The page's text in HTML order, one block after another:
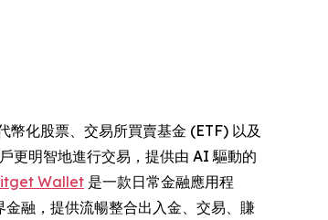
幣化股票、交易所買賣基金 (ETF) 以及
更明智地進行交易，提供由 AI 驅動的
Wallet 是一款日常金融應用程
融，提供流暢整合出入金、交易、賺